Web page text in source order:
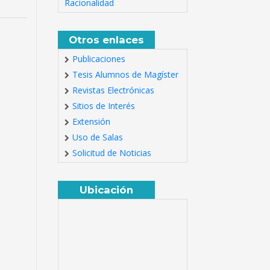
Racionalidad
Otros enlaces
Publicaciones
Tesis Alumnos de Magíster
Revistas Electrónicas
Sitios de Interés
Extensión
Uso de Salas
Solicitud de Noticias
Ubicación